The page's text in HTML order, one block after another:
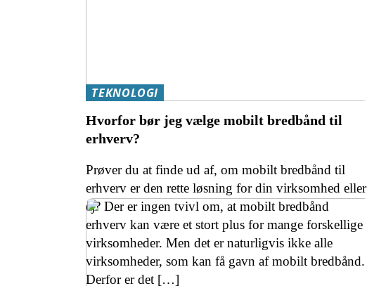
TEKNOLOGI
Hvorfor bør jeg vælge mobilt bredbånd til
erhverv?
Prøver du at finde ud af, om mobilt bredbånd til
erhverv er den rette løsning for din virksomhed eller
ej? Der er ingen tvivl om, at mobilt bredbånd
erhverv kan være et stort plus for mange forskellige
virksomheder. Men det er naturligvis ikke alle
virksomheder, som kan få gavn af mobilt bredbånd.
Derfor er det […]